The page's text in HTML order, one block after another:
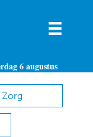
6 augustus
Zorg